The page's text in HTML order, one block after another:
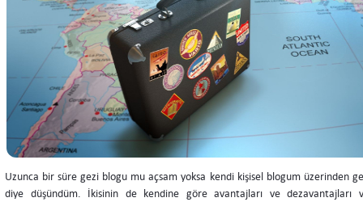
Uzunca bir süre gezi blogu mu açsam yoksa kendi kişisel blogum üzerinden
diye düşündüm. İkisinin de kendine göre avantajları ve dezavantajları